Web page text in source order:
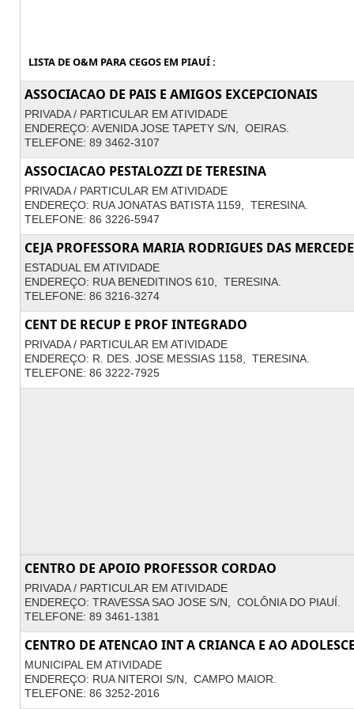
LISTA DE O&M PARA CEGOS EM PIAUÍ :
ASSOCIACAO DE PAIS E AMIGOS EXCEPCIONAIS
PRIVADA / PARTICULAR EM ATIVIDADE
ENDEREÇO: AVENIDA JOSE TAPETY S/N, OEIRAS.
TELEFONE: 89 3462-3107
ASSOCIACAO PESTALOZZI DE TERESINA
PRIVADA / PARTICULAR EM ATIVIDADE
ENDEREÇO: RUA JONATAS BATISTA 1159, TERESINA.
TELEFONE: 86 3226-5947
CEJA PROFESSORA MARIA RODRIGUES DAS
ESTADUAL EM ATIVIDADE
ENDEREÇO: RUA BENEDITINOS 610, TERESINA.
TELEFONE: 86 3216-3274
CENT DE RECUP E PROF INTEGRADO
PRIVADA / PARTICULAR EM ATIVIDADE
ENDEREÇO: R. DES. JOSE MESSIAS 1158, TERESINA.
TELEFONE: 86 3222-7925
CENTRO DE APOIO PROFESSOR CORDAO
PRIVADA / PARTICULAR EM ATIVIDADE
ENDEREÇO: TRAVESSA SAO JOSE S/N, COLÔNIA DO PIAUÍ.
TELEFONE: 89 3461-1381
CENTRO DE ATENCAO INT A CRIANCA E AO
MUNICIPAL EM ATIVIDADE
ENDEREÇO: RUA NITEROI S/N, CAMPO MAIOR.
TELEFONE: 86 3252-2016